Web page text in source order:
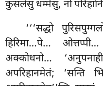
कुसलेसु धम्मेसु, नो
‘‘‘सद्धो
हिरिमा…पे…
अक्कोधनो…
अपरिहानमेतं; ‘सन्ति